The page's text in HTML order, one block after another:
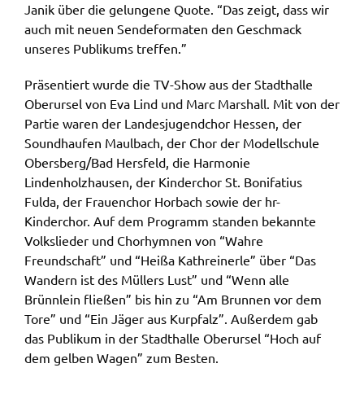
Janik über die gelungene Quote. “Das zeigt, dass wir
auch mit neuen Sendeformaten den Geschmack
unseres Publikums treffen.”
Präsentiert wurde die TV-Show aus der Stadthalle
Oberursel von Eva Lind und Marc Marshall. Mit von der
Partie waren der Landesjugendchor Hessen, der
Soundhaufen Maulbach, der Chor der Modellschule
Obersberg/Bad Hersfeld, die Harmonie
Lindenholzhausen, der Kinderchor St. Bonifatius
Fulda, der Frauenchor Horbach sowie der hr-
Kinderchor. Auf dem Programm standen bekannte
Volkslieder und Chorhymnen von “Wahre
Freundschaft” und “Heißa Kathreinerle” über “Das
Wandern ist des Müllers Lust” und “Wenn alle
Brünnlein fließen” bis hin zu “Am Brunnen vor dem
Tore” und “Ein Jäger aus Kurpfalz”. Außerdem gab
das Publikum in der Stadthalle Oberursel “Hoch auf
dem gelben Wagen” zum Besten.